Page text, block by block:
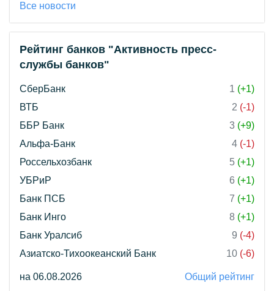
Все новости
Рейтинг банков "Активность пресс-
службы банков"
СберБанк 1 (+1)
ВТБ
2 (-1)
ББР Банк
3 (+9)
Альфа-Банк
4 (-1)
Россельхозбанк
5 (+1)
УБРиР
6 (+1)
Банк ПСБ
7 (+1)
Банк Инго
8 (+1)
Банк Уралсиб
9 (-4)
Азиатско-Тихоокеанский Банк
10 (-6)
на 06.08.2026 Общий рейтинг